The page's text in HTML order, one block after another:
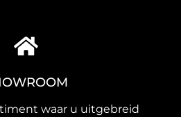
waar u uitgebreid